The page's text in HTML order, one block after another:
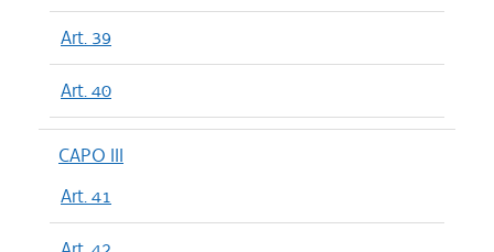
Art. 39
Art. 40
CAPO III
Art. 41